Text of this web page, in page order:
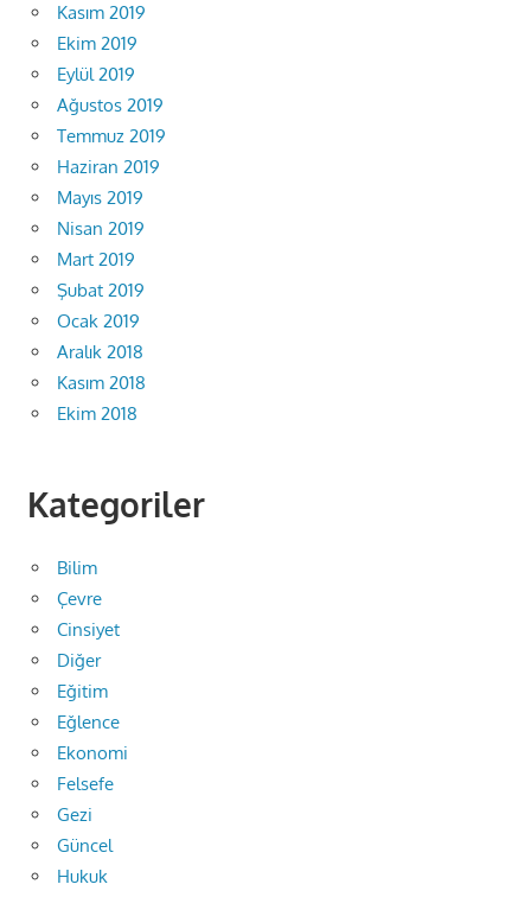
Kasım 2019
Ekim 2019
Eylül 2019
Ağustos 2019
Temmuz 2019
Haziran 2019
Mayıs 2019
Nisan 2019
Mart 2019
Şubat 2019
Ocak 2019
Aralık 2018
Kasım 2018
Ekim 2018
Kategoriler
Bilim
Çevre
Cinsiyet
Diğer
Eğitim
Eğlence
Ekonomi
Felsefe
Gezi
Güncel
Hukuk